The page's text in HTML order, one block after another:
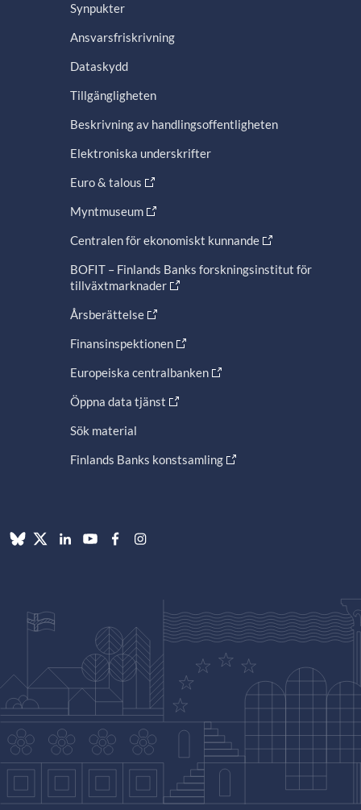
Synpukter
Ansvarsfriskrivning
Dataskydd
Tillgängligheten
Beskrivning av handlingsoffentligheten
Elektroniska underskrifter
Euro & talous
Myntmuseum
Centralen för ekonomiskt kunnande
BOFIT – Finlands Banks forskningsinstitut för
tillväxtmarknader
Årsberättelse
Finansinspektionen
Europeiska centralbanken
Öppna data tjänst
Sök material
Finlands Banks konstsamling